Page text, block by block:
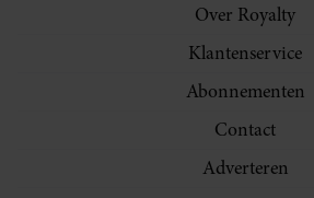
Over Royalty
Klantenservice
Abonnementen
Contact
Adverteren